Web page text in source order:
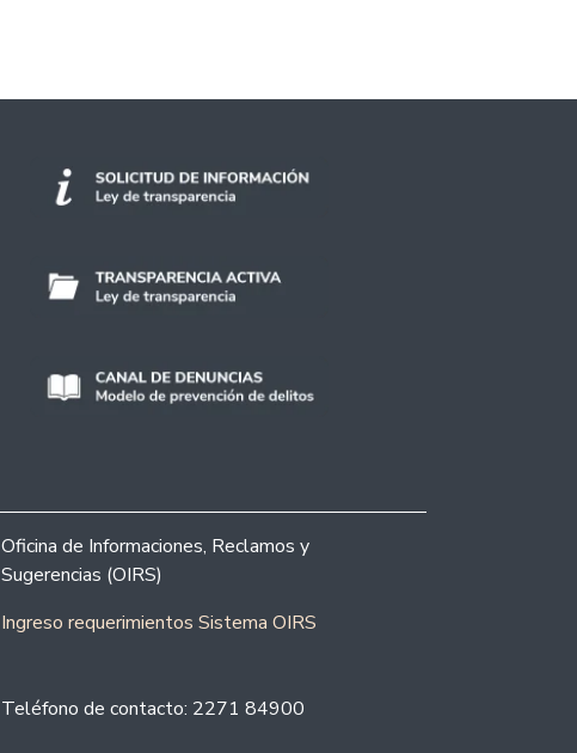
Oficina de Informaciones, Reclamos y
Sugerencias (OIRS)
Ingreso requerimientos Sistema OIRS
Teléfono de contacto: 2271 84900